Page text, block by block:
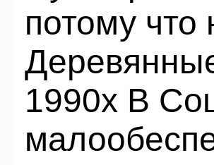
потому что
1990х В